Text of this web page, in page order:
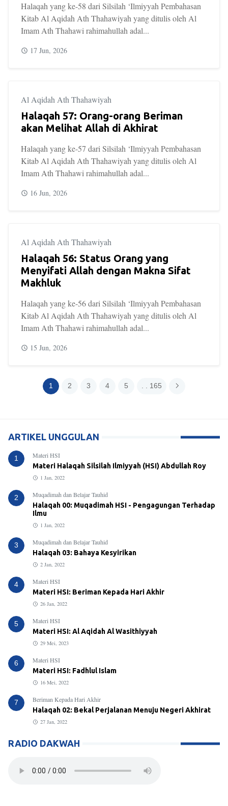
Halaqah yang ke-58 dari Silsilah ‘Ilmiyyah Pembahasan
Kitab Al Aqidah Ath Thahawiyah yang ditulis oleh Al
Imam Ath Thahawi rahimahullah adal...
17 Jun, 2026
Al Aqidah Ath Thahawiyah
Halaqah 57: Orang-orang Beriman
akan Melihat Allah di Akhirat
Halaqah yang ke-57 dari Silsilah ‘Ilmiyyah Pembahasan
Kitab Al Aqidah Ath Thahawiyah yang ditulis oleh Al
Imam Ath Thahawi rahimahullah adal...
16 Jun, 2026
Al Aqidah Ath Thahawiyah
Halaqah 56: Status Orang yang
Menyifati Allah dengan Makna Sifat
Makhluk
Halaqah yang ke-56 dari Silsilah ‘Ilmiyyah Pembahasan
Kitab Al Aqidah Ath Thahawiyah yang ditulis oleh Al
Imam Ath Thahawi rahimahullah adal...
15 Jun, 2026
1 2 3 4 5 . . 165
ARTIKEL UNGGULAN
1
Materi HSI
Materi Halaqah Silsilah Ilmiyyah (HSI) Abdullah Roy
1 Jan, 2022
2
Muqadimah dan Belajar Tauhid
Halaqah 00: Muqadimah HSI - Pengagungan Terhadap
Ilmu
1 Jan, 2022
3
Muqadimah dan Belajar Tauhid
Halaqah 03: Bahaya Kesyirikan
2 Jan, 2022
4
Materi HSI
Materi HSI: Beriman Kepada Hari Akhir
26 Jan, 2022
5
Materi HSI
Materi HSI: Al Aqidah Al Wasithiyyah
29 Mei, 2023
6
Materi HSI
Materi HSI: Fadhlul Islam
16 Mei, 2022
7
Beriman Kepada Hari Akhir
Halaqah 02: Bekal Perjalanan Menuju Negeri Akhirat
27 Jan, 2022
RADIO DAKWAH